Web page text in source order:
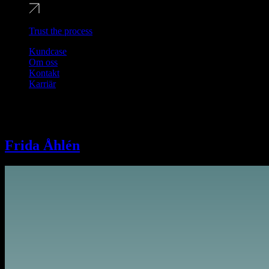
Trust the process
Kundcase
Om oss
Kontakt
Karriär
Frida Åhlén